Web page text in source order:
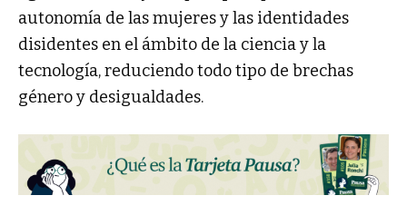
autonomía de las mujeres y las identidades
disidentes en el ámbito de la ciencia y la
tecnología, reduciendo todo tipo de brechas
género y desigualdades.